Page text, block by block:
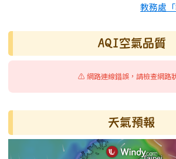
教務處
AQI空氣品質
⚠️ 網路連線錯誤，請檢查網路
天氣預報